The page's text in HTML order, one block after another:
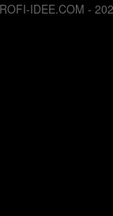
IDEE.COM -